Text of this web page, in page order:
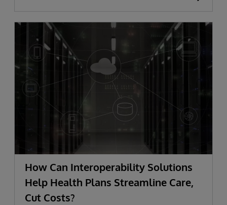
How Can Interoperability Solutions
Help Health Plans Streamline Care,
Cut Costs?